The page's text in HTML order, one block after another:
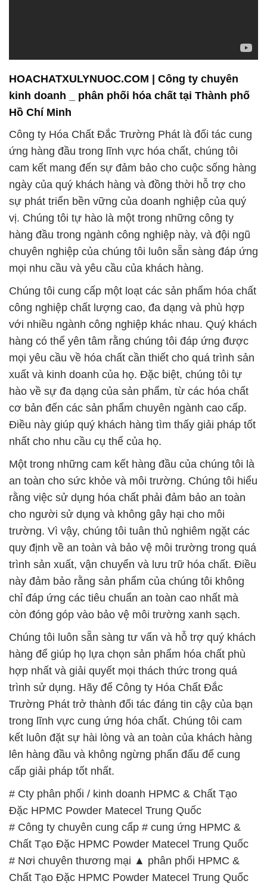
HOACHATXULYNUOC.COM | Công ty chuyên
kinh doanh _ phân phối hóa chất tại Thành phố
Hồ Chí Minh
Công ty Hóa Chất Đắc Trường Phát là đối tác cung
ứng hàng đầu trong lĩnh vực hóa chất, chúng tôi
cam kết mang đến sự đảm bảo cho cuộc sống hàng
ngày của quý khách hàng và đồng thời hỗ trợ cho
sự phát triển bền vững của doanh nghiệp của quý
vị. Chúng tôi tự hào là một trong những công ty
hàng đầu trong ngành công nghiệp này, và đội ngũ
chuyên nghiệp của chúng tôi luôn sẵn sàng đáp ứng
mọi nhu cầu và yêu cầu của khách hàng.
Chúng tôi cung cấp một loạt các sản phẩm hóa chất
công nghiệp chất lượng cao, đa dạng và phù hợp
với nhiều ngành công nghiệp khác nhau. Quý khách
hàng có thể yên tâm rằng chúng tôi đáp ứng được
mọi yêu cầu về hóa chất cần thiết cho quá trình sản
xuất và kinh doanh của họ. Đặc biệt, chúng tôi tự
hào về sự đa dạng của sản phẩm, từ các hóa chất
cơ bản đến các sản phẩm chuyên ngành cao cấp.
Điều này giúp quý khách hàng tìm thấy giải pháp tốt
nhất cho nhu cầu cụ thể của họ.
Một trong những cam kết hàng đầu của chúng tôi là
an toàn cho sức khỏe và môi trường. Chúng tôi hiểu
rằng việc sử dụng hóa chất phải đảm bảo an toàn
cho người sử dụng và không gây hại cho môi
trường. Vì vậy, chúng tôi tuân thủ nghiêm ngặt các
quy định về an toàn và bảo vệ môi trường trong quá
trình sản xuất, vận chuyển và lưu trữ hóa chất. Điều
này đảm bảo rằng sản phẩm của chúng tôi không
chỉ đáp ứng các tiêu chuẩn an toàn cao nhất mà
còn đóng góp vào bảo vệ môi trường xanh sạch.
Chúng tôi luôn sẵn sàng tư vấn và hỗ trợ quý khách
hàng để giúp họ lựa chọn sản phẩm hóa chất phù
hợp nhất và giải quyết mọi thách thức trong quá
trình sử dụng. Hãy để Công ty Hóa Chất Đắc
Trường Phát trở thành đối tác đáng tin cậy của bạn
trong lĩnh vực cung ứng hóa chất. Chúng tôi cam
kết luôn đặt sự hài lòng và an toàn của khách hàng
lên hàng đầu và không ngừng phấn đấu để cung
cấp giải pháp tốt nhất.
# Cty phân phối / kinh doanh HPMC & Chất Tạo
Đặc HPMC Powder Matecel Trung Quốc
# Công ty chuyên cung cấp # cung ứng HPMC &
Chất Tạo Đặc HPMC Powder Matecel Trung Quốc
# Nơi chuyên thương mại ▲ phân phối HPMC &
Chất Tạo Đặc HPMC Powder Matecel Trung Quốc